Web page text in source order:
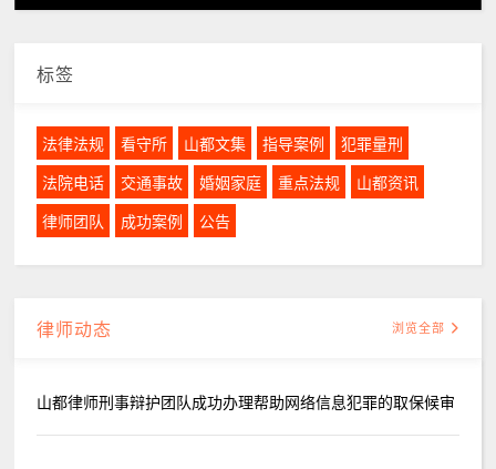
标签
法律法规 看守所 山都文集 指导案例 犯罪量刑
法院电话 交通事故 婚姻家庭 重点法规 山都资讯
律师团队 成功案例 公告
律师动态 浏览全部
山都律师刑事辩护团队成功办理帮助网络信息犯罪的取保候审